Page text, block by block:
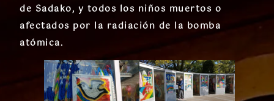
de Sadako, y todos los niños muertos o
afectados por la radiación de la bomba
atómica.